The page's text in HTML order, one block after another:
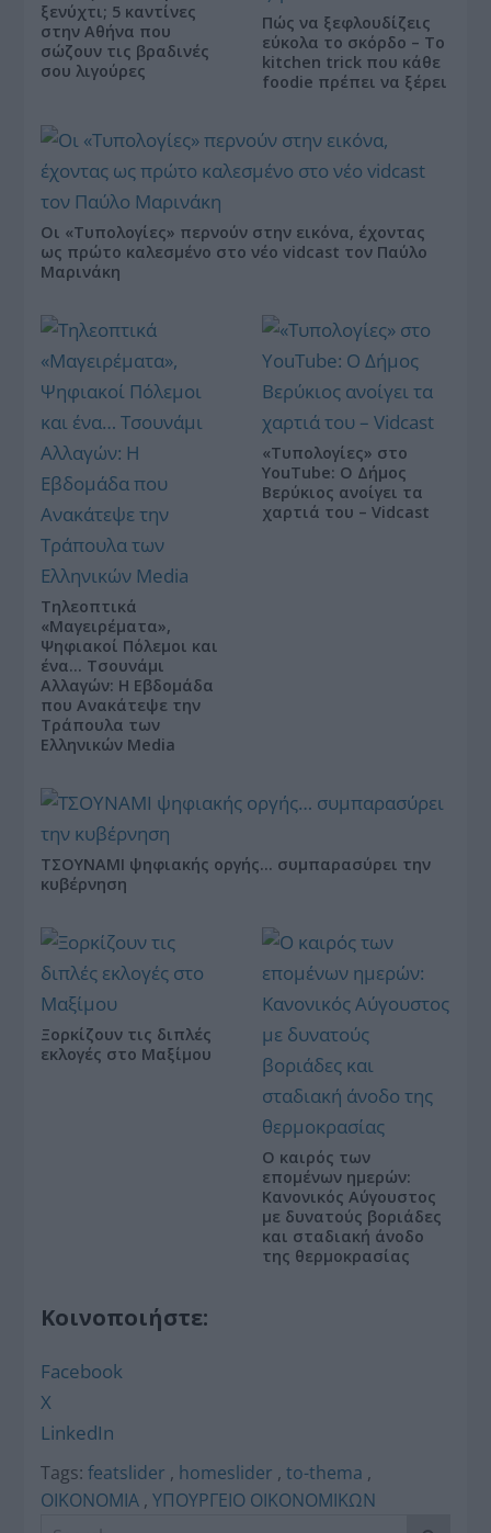
ξενύχτι; 5 καντίνες
στην Αθήνα που
σώζουν τις βραδινές
σου λιγούρες
Πώς να ξεφλουδίζεις
εύκολα το σκόρδο – Το
kitchen trick που κάθε
foodie πρέπει να ξέρει
Οι «Τυπολογίες» περνούν στην εικόνα, έχοντας
ως πρώτο καλεσμένο στο νέο vidcast τον Παύλο
Μαρινάκη
Τηλεοπτικά
«Μαγειρέματα»,
Ψηφιακοί Πόλεμοι και
ένα… Τσουνάμι
Αλλαγών: Η Εβδομάδα
που Ανακάτεψε την
Τράπουλα των
Ελληνικών Media
«Τυπολογίες» στο
YouTube: Ο Δήμος
Βερύκιος ανοίγει τα
χαρτιά του – Vidcast
ΤΣΟΥΝΑΜΙ ψηφιακής οργής… συμπαρασύρει την
κυβέρνηση
Ξορκίζουν τις διπλές
εκλογές στο Μαξίμου
Ο καιρός των
επομένων ημερών:
Κανονικός Αύγουστος
με δυνατούς βοριάδες
και σταδιακή άνοδο
της θερμοκρασίας
Κοινοποιήστε:
Facebook
X
LinkedIn
Tags: featslider , homeslider ,to-thema ,
ΟΙΚΟΝΟΜΙΑ ,ΥΠΟΥΡΓΕΙΟ ΟΙΚΟΝΟΜΙΚΩΝ